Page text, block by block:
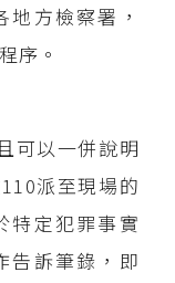
方檢察署，
序。
可以一併說明
派至現場的
特定犯罪事實
告訴筆錄，即